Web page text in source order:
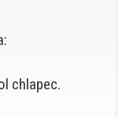
chlapec.